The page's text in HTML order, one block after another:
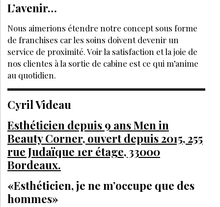
L’avenir…
Nous aimerions étendre notre concept sous forme
de franchises car les soins doivent devenir un
service de proximité. Voir la satisfaction et la joie de
nos clientes à la sortie de cabine est ce qui m’anime
au quotidien.
Cyril Videau
Esthéticien depuis 9 ans Men in
Beauty Corner, ouvert depuis 2015, 255
rue Judaïque 1er étage, 33000
Bordeaux.
«Esthéticien, je ne m’occupe que des
hommes»